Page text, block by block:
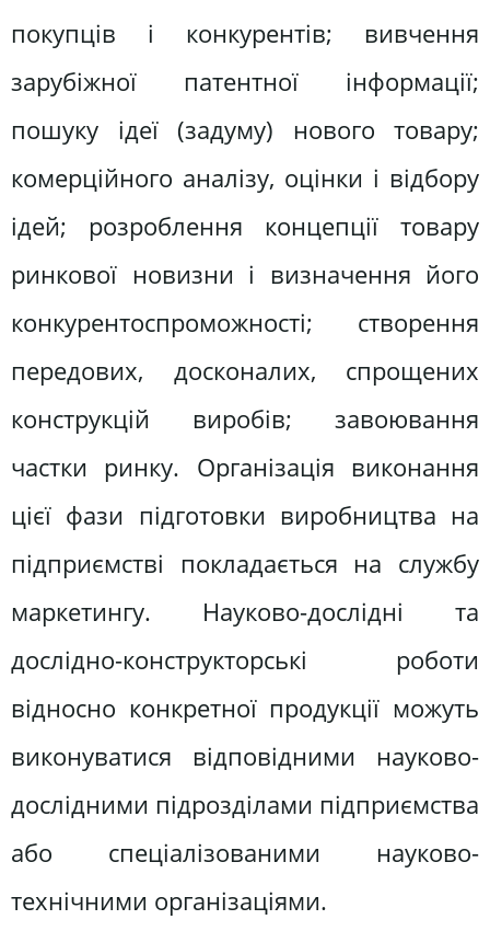
покупців і конкурентів; вивчення
зарубіжної патентної інформації;
пошуку ідеї (задуму) нового товару;
комерційного аналізу, оцінки і відбору
ідей; розроблення концепції товару
ринкової новизни і визначення його
конкурентоспроможності; створення
передових, досконалих, спрощених
конструкцій виробів; завоювання
частки ринку. Організація виконання
цієї фази підготовки виробництва на
підприємстві покладається на службу
маркетингу. Науково-дослідні та
дослідно-конструкторські роботи
відносно конкретної продукції можуть
виконуватися відповідними науково-
дослідними підрозділами підприємства
або спеціалізованими науково-
технічними організаціями.